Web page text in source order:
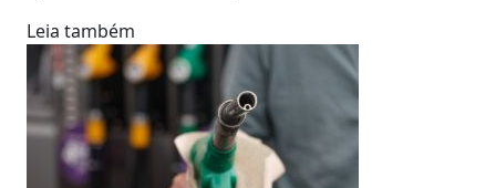
Leia também